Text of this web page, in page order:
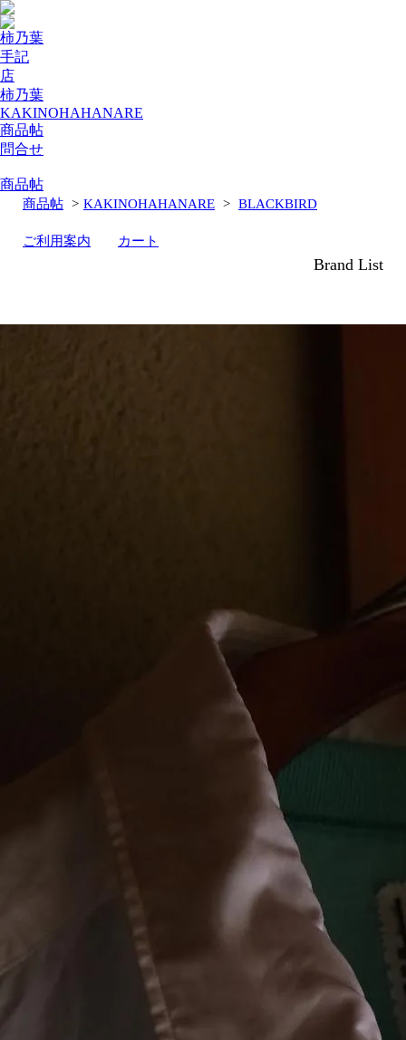
柿乃葉
手記
店
柿乃葉
KAKINOHAHANARE
商品帖
問合せ
商品帖
商品帖 > KAKINOHAHANARE > BLACKBIRD
ご利用案内 カート
Brand List